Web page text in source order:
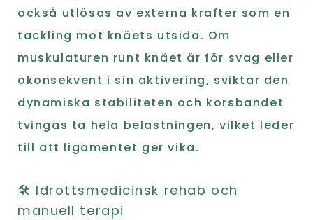
också utlösas av externa krafter som en
tackling mot knäets utsida. Om
muskulaturen runt knäet är för svag eller
okonsekvent i sin aktivering, sviktar den
dynamiska stabiliteten och korsbandet
tvingas ta hela belastningen, vilket leder
till att ligamentet ger vika.
🛠️ Idrottsmedicinsk rehab och
manuell terapi